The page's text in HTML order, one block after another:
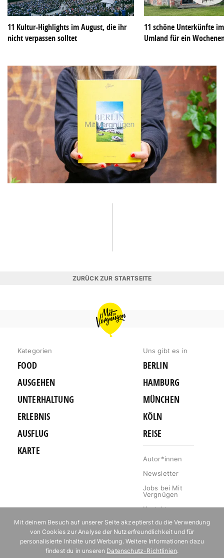
11 Kultur-Highlights im August, die ihr
nicht verpassen solltet
11 schöne Unterkünfte
Umland für ein
ZURÜCK ZUR STARTSEITE
MIT
VERGNÜGEN
BERLIN
Kategorien
FOOD
AUSGEHEN
UNTERHALTUNG
ERLEBNIS
AUSFLUG
KARTE
Uns gibt es in
BERLIN
HAMBURG
MÜNCHEN
KÖLN
REISE
Autor*innen
Newsletter
Jobs bei Mit
Vergnügen
Kontakt
Mediakit
Impressum
Datenschutz
Mit deinem Besuch auf unserer Seite akzeptierst du die Verwendung
von Cookies zur Analyse der Nutzerfreundlichkeit und für
personalisierte Inhalte und Werbung. Weitere Informationen dazu
findest du in unseren Datenschutz-Richtlinien.